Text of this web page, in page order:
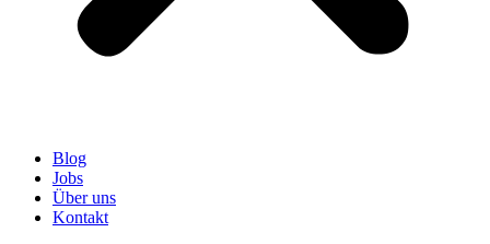
Blog
Jobs
Über uns
Kontakt